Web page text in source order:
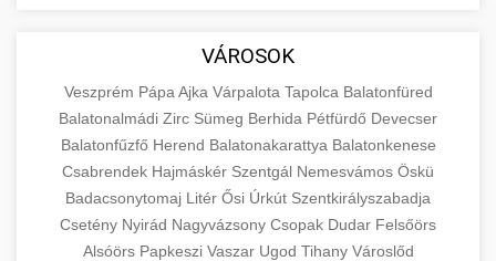
VÁROSOK
Veszprém Pápa Ajka Várpalota Tapolca Balatonfüred
Balatonalmádi Zirc Sümeg Berhida Pétfürdő Devecser
Balatonfűzfő Herend Balatonakarattya Balatonkenese
Csabrendek Hajmáskér Szentgál Nemesvámos Öskü
Badacsonytomaj Litér Ősi Úrkút Szentkirályszabadja
Csetény Nyirád Nagyvázsony Csopak Dudar Felsőörs
Alsóörs Papkeszi Vaszar Ugod Tihany Városlőd